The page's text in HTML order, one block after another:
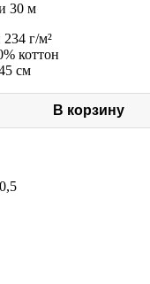
30 м
г/м²
коттон
см
В корзину